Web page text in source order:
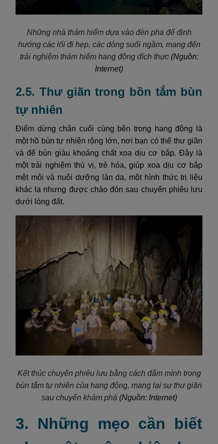
Những nhà thám hiểm dựa vào đèn pha để định
hướng các lối đi hẹp, các dòng suối ngầm, mang đến
trải nghiệm thám hiểm hang động đích thực (Nguồn:
Internet)
2.5. Thư giãn trong bồn tắm bùn
tự nhiên
Điểm dừng chân cuối cùng bên trong hang động là
một hồ bùn tự nhiên rộng lớn, nơi bạn có thể thư giãn
và để bùn giàu khoáng chất xoa dịu cơ bắp. Đây là
một trải nghiệm thú vị, trẻ hóa, giúp xoa dịu cơ bắp
mệt mỏi và nuôi dưỡng làn da, một hình thức trị liệu
khác lạ nhưng được chào đón sau chuyến phiêu lưu
dưới lòng đất.
Kết thúc chuyến phiêu lưu bằng cách đắm mình trong
bùn tắm tự nhiên của hang động, mang lại sự thư giãn
sau chuyến khám phá (Nguồn: Internet)
3. Những mẹo cần biết